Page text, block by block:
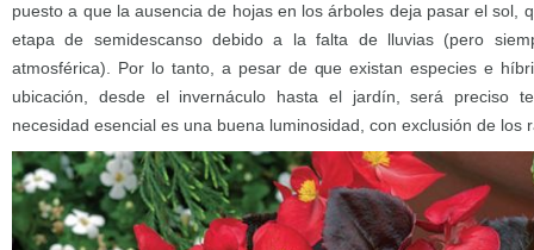
puesto a que la ausencia de hojas en los árboles deja pasar el sol,
etapa de semidescanso debido a la falta de lluvias (pero
atmosférica). Por lo tanto, a pesar de que existan especies e
ubicación, desde el invernáculo hasta el jardín, será preciso
necesidad esencial es una buena luminosidad, con exclusión de los